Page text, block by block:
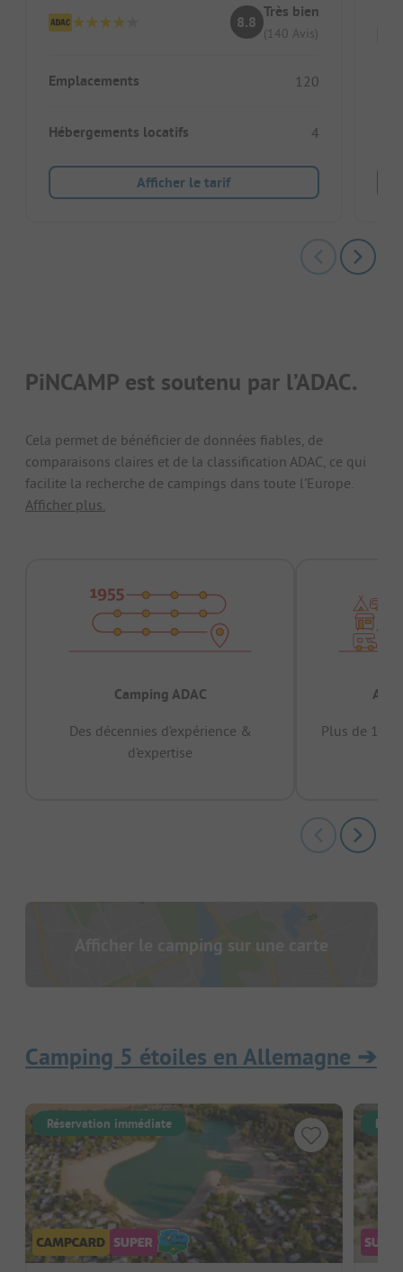
8.8
Très bien
(140 Avis)
Emplacements 120
Hébergements locatifs 4
Afficher le tarif
PiNCAMP est soutenu par l’ADAC.
Cela permet de bénéficier de données fiables, de
comparaisons claires et de la classification ADAC, ce qui
facilite la recherche de campings dans toute l'Europe.
Afficher plus.
Camping ADAC
Des décennies d’expérience &
d’expertise
Plus de 15
Afficher le camping sur une carte
Camping 5 étoiles en Allemagne ➔
Réservation immédiate